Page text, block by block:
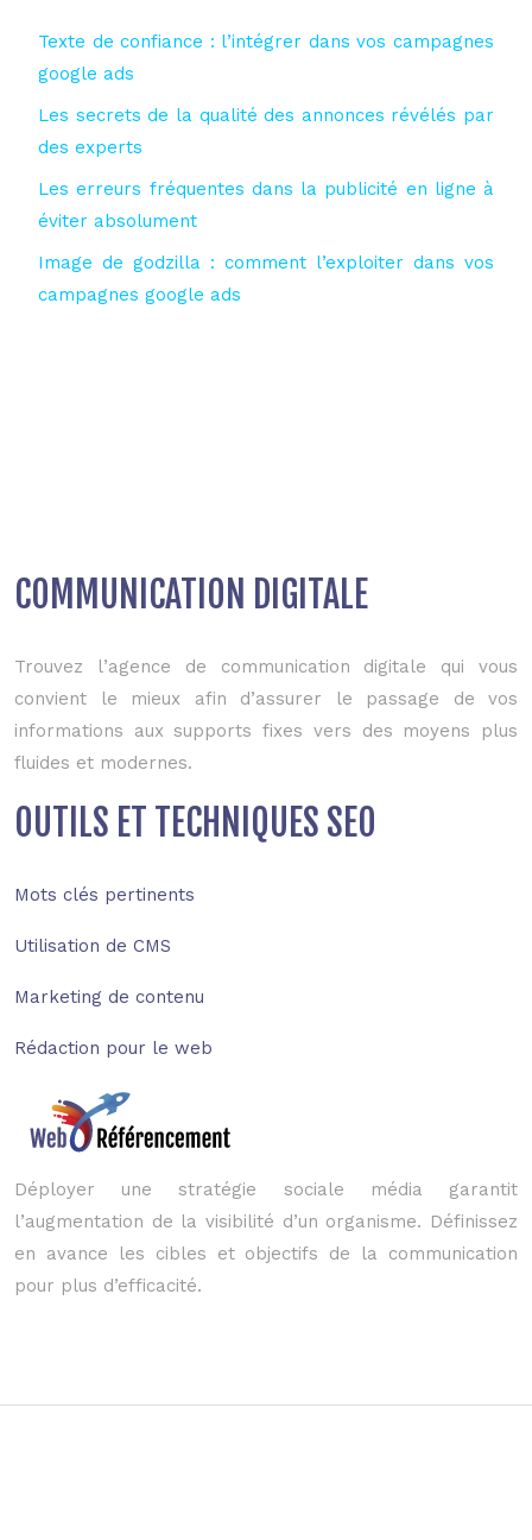
Texte de confiance : l’intégrer dans vos campagnes
google ads
Les secrets de la qualité des annonces révélés par
des experts
Les erreurs fréquentes dans la publicité en ligne à
éviter absolument
Image de godzilla : comment l’exploiter dans vos
campagnes google ads
COMMUNICATION DIGITALE
Trouvez l’agence de communication digitale qui vous
convient le mieux afin d’assurer le passage de vos
informations aux supports fixes vers des moyens plus
fluides et modernes.
OUTILS ET TECHNIQUES SEO
Mots clés pertinents
Utilisation de CMS
Marketing de contenu
Rédaction pour le web
Déployer une stratégie sociale média garantit
l’augmentation de la visibilité d’un organisme. Définissez
en avance les cibles et objectifs de la communication
pour plus d’efficacité.